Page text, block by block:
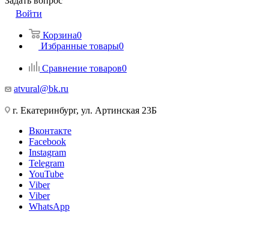
Войти
Корзина0
Избранные товары0
Сравнение товаров0
atvural@bk.ru
г. Екатеринбург, ул. Артинская 23Б
Вконтакте
Facebook
Instagram
Telegram
YouTube
Viber
Viber
WhatsApp